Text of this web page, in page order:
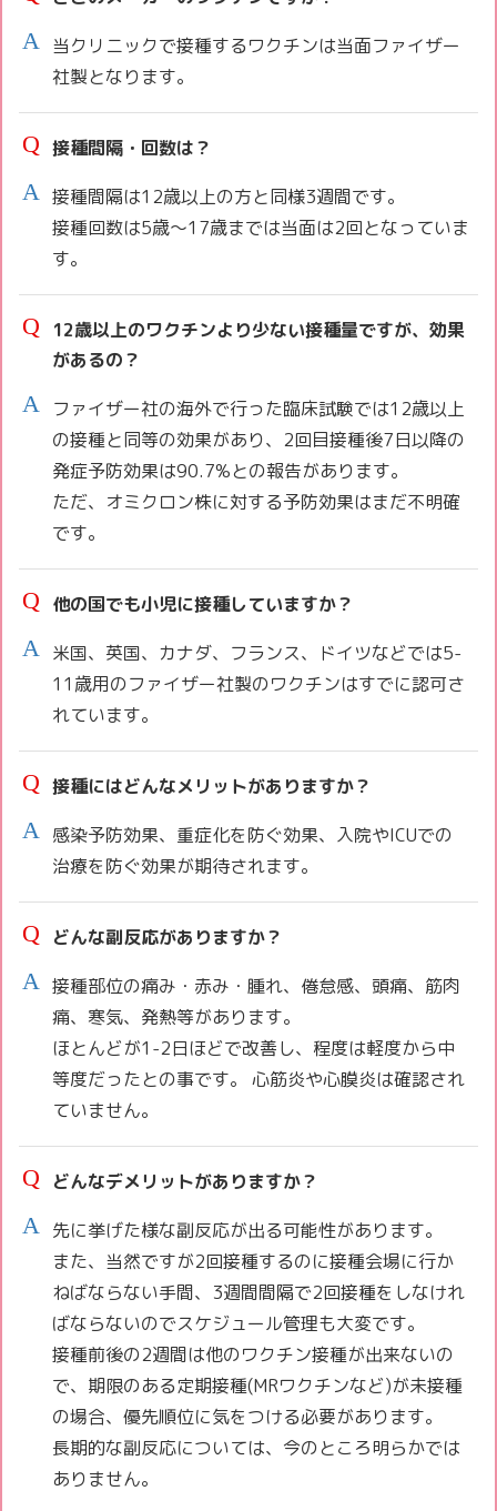
当クリニックで接種するワクチンは当面ファイザー
社製となります。
接種間隔・回数は？
接種間隔は12歳以上の方と同様3週間です。
接種回数は5歳〜17歳までは当面は2回となっていま
す。
12歳以上のワクチンより少ない接種量ですが、効果
があるの？
ファイザー社の海外で行った臨床試験では12歳以上
の接種と同等の効果があり、2回目接種後7日以降の
発症予防効果は90.7%との報告があります。
ただ、オミクロン株に対する予防効果はまだ不明確
です。
他の国でも小児に接種していますか？
米国、英国、カナダ、フランス、ドイツなどでは5-
11歳用のファイザー社製のワクチンはすでに認可さ
れています。
接種にはどんなメリットがありますか？
感染予防効果、重症化を防ぐ効果、入院やICUでの
治療を防ぐ効果が期待されます。
どんな副反応がありますか？
接種部位の痛み・赤み・腫れ、倦怠感、頭痛、筋肉
痛、寒気、発熱等があります。
ほとんどが1-2日ほどで改善し、程度は軽度から中
等度だったとの事です。 心筋炎や心膜炎は確認され
ていません。
どんなデメリットがありますか？
先に挙げた様な副反応が出る可能性があります。
また、当然ですが2回接種するのに接種会場に行か
ねばならない手間、3週間間隔で2回接種をしなけれ
ばならないのでスケジュール管理も大変です。
接種前後の2週間は他のワクチン接種が出来ないの
で、期限のある定期接種(MRワクチンなど)が未接種
の場合、優先順位に気をつける必要があります。
長期的な副反応については、今のところ明らかでは
ありません。